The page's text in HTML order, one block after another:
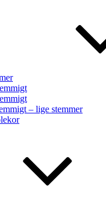
– lige stemmer